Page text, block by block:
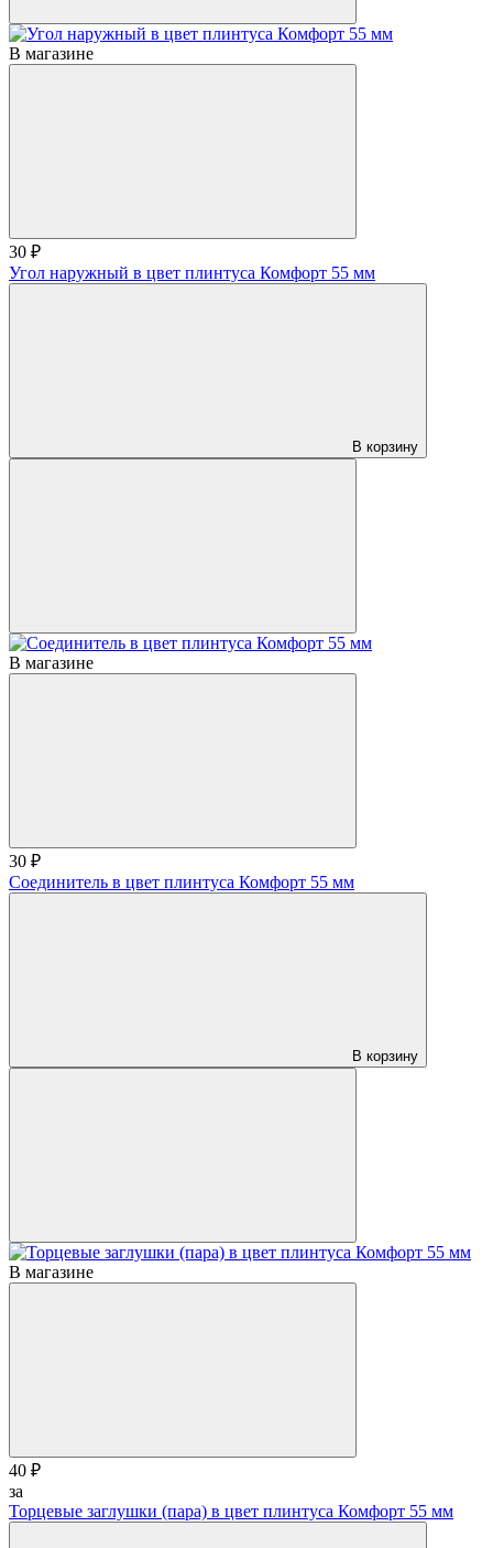
В магазине
30 ₽
Угол наружный в цвет плинтуса Комфорт 55 мм
В корзину
В магазине
30 ₽
Соединитель в цвет плинтуса Комфорт 55 мм
В корзину
В магазине
40 ₽
за
Торцевые заглушки (пара) в цвет плинтуса Комфорт 55 мм